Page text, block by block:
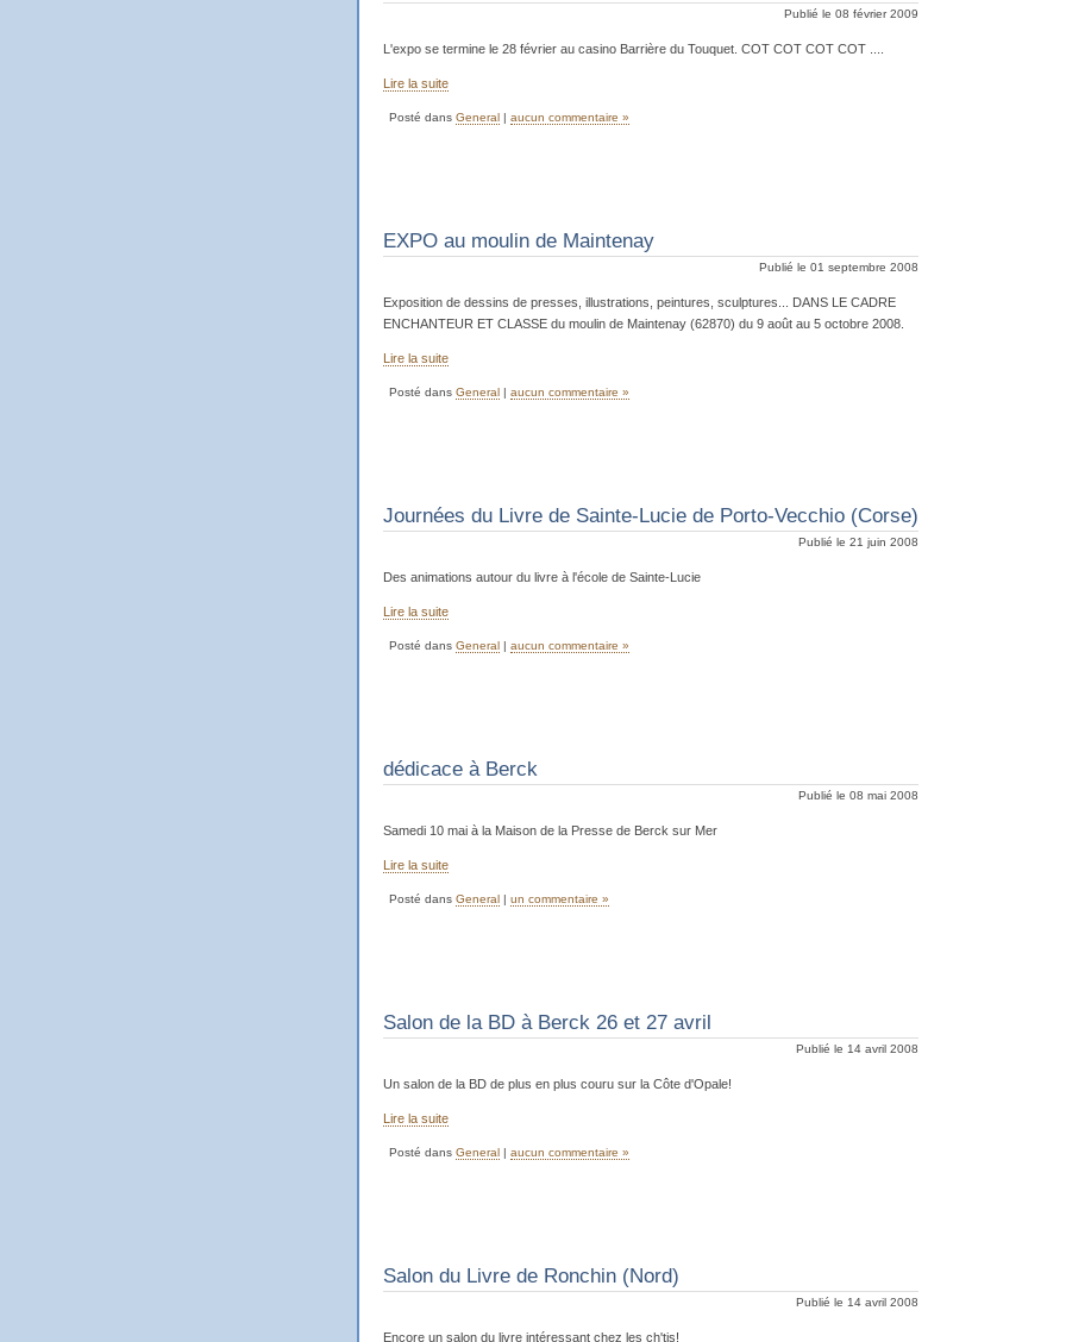
Publié le 08 février 2009
L'expo se termine le 28 février au casino Barrière du Touquet. COT COT COT COT ....
Lire la suite
Posté dans General | aucun commentaire »
EXPO au moulin de Maintenay
Publié le 01 septembre 2008
Exposition de dessins de presses, illustrations, peintures, sculptures... DANS LE CADRE
ENCHANTEUR ET CLASSE du moulin de Maintenay (62870) du 9 août au 5 octobre 2008.
Lire la suite
Posté dans General | aucun commentaire »
Journées du Livre de Sainte-Lucie de Porto-Vecchio (Corse)
Publié le 21 juin 2008
Des animations autour du livre à l'école de Sainte-Lucie
Lire la suite
Posté dans General | aucun commentaire »
dédicace à Berck
Publié le 08 mai 2008
Samedi 10 mai à la Maison de la Presse de Berck sur Mer
Lire la suite
Posté dans General | un commentaire »
Salon de la BD à Berck 26 et 27 avril
Publié le 14 avril 2008
Un salon de la BD de plus en plus couru sur la Côte d'Opale!
Lire la suite
Posté dans General | aucun commentaire »
Salon du Livre de Ronchin (Nord)
Publié le 14 avril 2008
Encore un salon du livre intéressant chez les ch'tis!